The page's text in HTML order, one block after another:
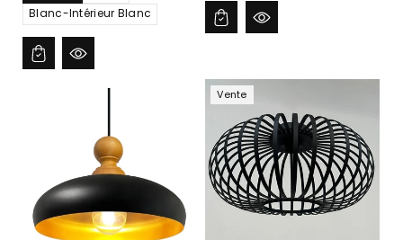
Blanc-Intérieur Blanc
Vente